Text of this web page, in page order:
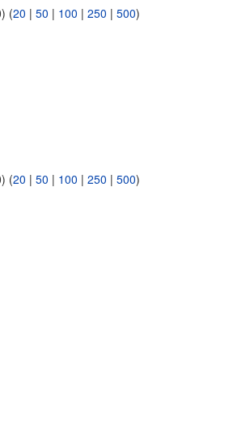
(20 | 50 | 100 | 250 | 500)
(20 | 50 | 100 | 250 | 500)